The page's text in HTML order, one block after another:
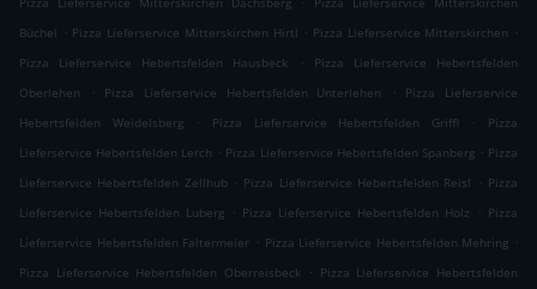
Büchel . Pizza Lieferservice Mitterskirchen Hirtl . Pizza Lieferservice Mitterskirchen .
Pizza Lieferservice Hebertsfelden Hausbeck
.
Pizza Lieferservice Hebertsfelden
Oberlehen
. Pizza Lieferservice Hebertsfelden Unterlehen .
Pizza Lieferservice
Hebertsfelden Weidelsberg
. Pizza Lieferservice Hebertsfelden Griffl .
Pizza
Lieferservice Hebertsfelden Lerch . Pizza Lieferservice Hebertsfelden Spanberg . Pizza
Lieferservice Hebertsfelden Zellhub . Pizza Lieferservice Hebertsfelden Reisl . Pizza
Lieferservice Hebertsfelden Luberg . Pizza Lieferservice Hebertsfelden Holz . Pizza
Lieferservice Hebertsfelden Faltermeier . Pizza Lieferservice Hebertsfelden Mehring .
Pizza Lieferservice Hebertsfelden Oberreisbeck . Pizza Lieferservice Hebertsfelden